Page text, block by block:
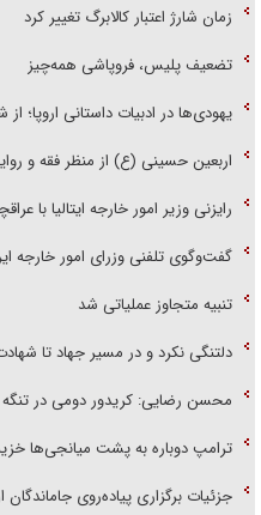
زمان شارژ اعتبار کالابرگ تغییر کرد
تضعیف پلیس، فروپاشی همه‌چیز
یهودی‌ها در ادبیات داستانی اروپا؛ از
اربعین حسینی (ع) از منظر فقه و
رایزنی وزیر امور خارجه ایتالیا با
گفت‌وگوی تلفنی وزرای امور خارجه
تنبیه متجاوز عملیاتی شد
دلتنگی نکرد و در مسیر جهاد تا
محسن رضایی: کریدور دومی در
ترامپ دوباره به پشت میانجی‌ها
جزئیات برگزاری پیاده‌روی جاماندگان